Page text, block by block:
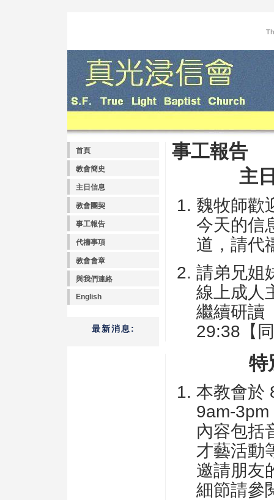
首頁
教會簡史
主日信息
教會團契
事工報告
代禱事項
教會會章
與我們連絡
English
最新消息:
事工報告
主
魏牧師歡
今天的信
道，請代
請弟兄姐
線上成人
繼續研讀
29:38【
特
本教會於
9am-
內容包括
才藝活動
邀請朋友
細節請參